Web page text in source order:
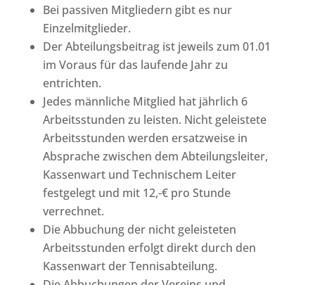
Bei passiven Mitgliedern gibt es nur
Einzelmitglieder.
Der Abteilungsbeitrag ist jeweils zum 01.01
im Voraus für das laufende Jahr zu
entrichten.
Jedes männliche Mitglied hat jährlich 6
Arbeitsstunden zu leisten. Nicht geleistete
Arbeitsstunden werden ersatzweise in
Absprache zwischen dem Abteilungsleiter,
Kassenwart und Technischem Leiter
festgelegt und mit 12,-€ pro Stunde
verrechnet.
Die Abbuchung der nicht geleisteten
Arbeitsstunden erfolgt direkt durch den
Kassenwart der Tennisabteilung.